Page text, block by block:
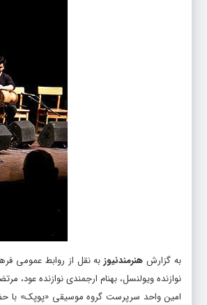
به گزارش هنرمندنیوزبه نقل از روابط عمومی
نوازنده ویولنسل، بهنام ارجمندی نوازنده عود،
امین واحد سرپرست گروه موسیقی «پوپک» با